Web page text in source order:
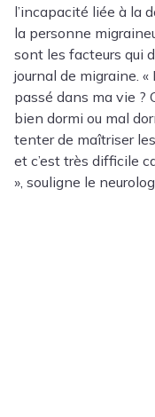
l’incapacité liée à la
la personne
sont les facteurs qui
journal de migraine. «
passé dans ma vie ?
bien dormi ou mal
tenter de maîtriser
et c’est très difficile
», souligne le